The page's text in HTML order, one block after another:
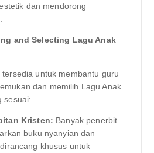
dan mendorong
and Selecting Lagu Anak
untuk membantu guru
dan memilih Lagu Anak
sesuai:
Kristen: Banyak penerbit
buku nyanyian dan
khusus untuk